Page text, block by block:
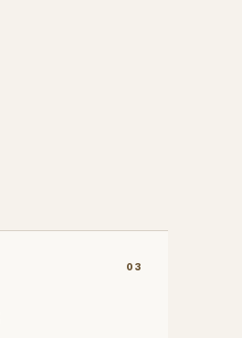
03